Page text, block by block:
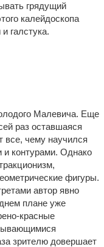
грядущий
калейдоскопа
галстука.
Малевича. Еще
раз оставшаяся
все, чему научился
контурами. Однако
фигуры.
автор явно
плане уже
красные
зрителю довершает